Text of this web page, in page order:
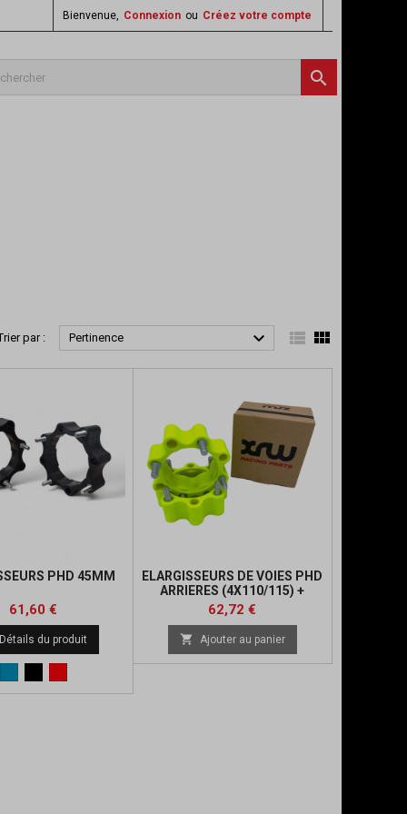
Bienvenue, Connexion ou Créez votre compte

par : Pertinence   
PHD 45MM
Prix
61,60 €
base
Détails du produit
ELARGISSEURS DE VOIES PHD
ARRIERES (4X110/115) +
45MM JAUNE FLUO (10X1.25)
Prix
62,72 €
base
 Ajouter au panier